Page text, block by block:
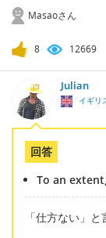
Masaoさん
8 12669
Julian
イギリ
回答
To an
「仕方ない」